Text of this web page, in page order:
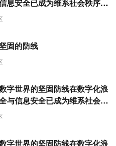
息安全已成为维系社会秩序、
基石。本文旨在深入探讨网
固的防线
字世界的坚固防线在数字化浪
与信息安全已成为维系社会秩
关键防线。本文旨在深入探
字世界的坚固防线在数字化浪